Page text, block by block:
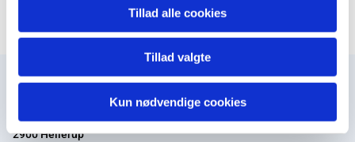
Tillad alle cookies
Tillad valgte
Kun nødvendige cookies
Margrethevej 7BA
2900 Hellerup